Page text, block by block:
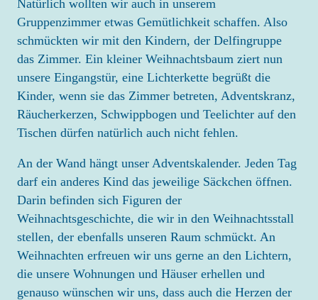
Natürlich wollten wir auch in unserem
Gruppenzimmer etwas Gemütlichkeit schaffen. Also
schmückten wir mit den Kindern, der Delfingruppe
das Zimmer. Ein kleiner Weihnachtsbaum ziert nun
unsere Eingangstür, eine Lichterkette begrüßt die
Kinder, wenn sie das Zimmer betreten, Adventskranz,
Räucherkerzen, Schwippbogen und Teelichter auf den
Tischen dürfen natürlich auch nicht fehlen.
An der Wand hängt unser Adventskalender. Jeden Tag
darf ein anderes Kind das jeweilige Säckchen öffnen.
Darin befinden sich Figuren der
Weihnachtsgeschichte, die wir in den Weihnachtsstall
stellen, der ebenfalls unseren Raum schmückt. An
Weihnachten erfreuen wir uns gerne an den Lichtern,
die unsere Wohnungen und Häuser erhellen und
genauso wünschen wir uns, dass auch die Herzen der